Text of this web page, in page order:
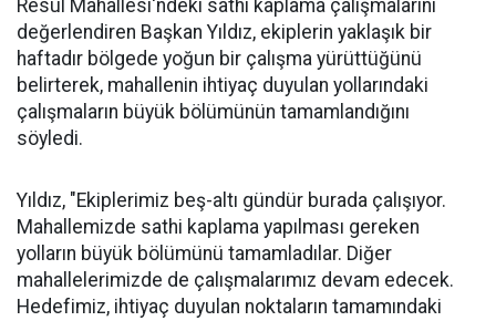
Resul Mahallesi'ndeki sathi kaplama çalışmalarını
değerlendiren Başkan Yıldız, ekiplerin yaklaşık bir
haftadır bölgede yoğun bir çalışma yürüttüğünü
belirterek, mahallenin ihtiyaç duyulan yollarındaki
çalışmaların büyük bölümünün tamamlandığını
söyledi.
Yıldız, "Ekiplerimiz beş-altı gündür burada çalışıyor.
Mahallemizde sathi kaplama yapılması gereken
yolların büyük bölümünü tamamladılar. Diğer
mahallelerimizde de çalışmalarımız devam edecek.
Hedefimiz, ihtiyaç duyulan noktaların tamamındaki